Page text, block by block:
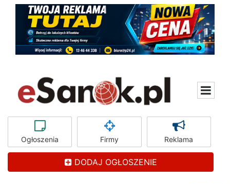
Ogłoszenia Firmy Reklama
DODAJ OGŁOSZENIE